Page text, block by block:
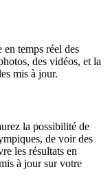
temps réel des
des vidéos, et la
mis à jour.
la possibilité de
de voir des
les résultats en
à jour sur votre